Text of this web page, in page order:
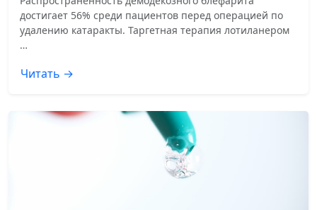
достигает 56% среди пациентов перед операцией по
удалению катаракты. Таргетная терапия лотиланером
…
Читать →